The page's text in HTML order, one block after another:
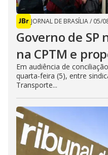
JORNAL DE BRASÍLIA/ 05/
Governo de SP
na CPTM e
Em audiência de
quarta-feira (5), entre
Transporte...